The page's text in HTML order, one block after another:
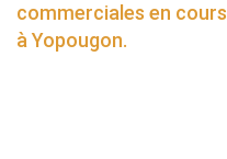
commerciales en cours
à Yopougon.